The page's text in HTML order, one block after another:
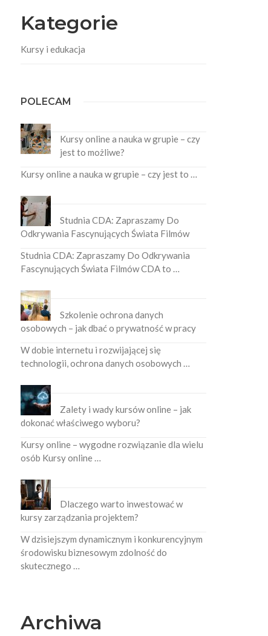
Kategorie
Kursy i edukacja
POLECAM
Kursy online a nauka w grupie – czy
jest to możliwe?
Kursy online a nauka w grupie – czy jest to …
Studnia CDA: Zapraszamy Do
Odkrywania Fascynujących Świata Filmów
Studnia CDA: Zapraszamy Do Odkrywania
Fascynujących Świata Filmów CDA to …
Szkolenie ochrona danych
osobowych – jak dbać o prywatność w pracy
W dobie internetu i rozwijającej się
technologii, ochrona danych osobowych …
Zalety i wady kursów online – jak
dokonać właściwego wyboru?
Kursy online – wygodne rozwiązanie dla wielu
osób Kursy online …
Dlaczego warto inwestować w
kursy zarządzania projektem?
W dzisiejszym dynamicznym i konkurencyjnym
środowisku biznesowym zdolność do
skutecznego …
Archiwa